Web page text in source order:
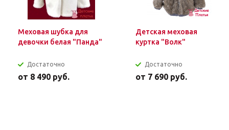
Меховая шубка для
девочки белая "Панда"
Достаточно
от 8 490 руб.
Детская меховая
куртка "Волк"
Достаточно
от 7 690 руб.